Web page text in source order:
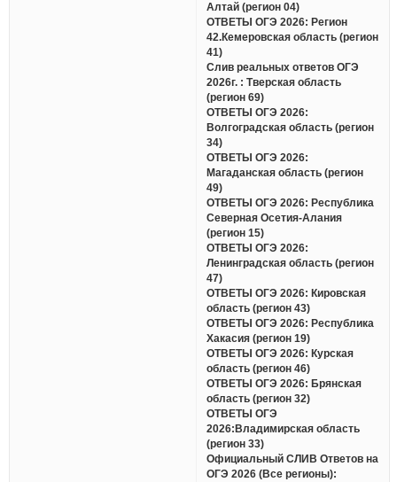
Алтай (регион 04)
ОТВЕТЫ ОГЭ 2026: Регион
42.Кемеровская область (регион
41)
Слив реальных ответов ОГЭ
2026г. : Тверская область
(регион 69)
ОТВЕТЫ ОГЭ 2026:
Волгоградская область (регион
34)
ОТВЕТЫ ОГЭ 2026:
Магаданская область (регион
49)
ОТВЕТЫ ОГЭ 2026: Республика
Северная Осетия-Алания
(регион 15)
ОТВЕТЫ ОГЭ 2026:
Ленинградская область (регион
47)
ОТВЕТЫ ОГЭ 2026: Кировская
область (регион 43)
ОТВЕТЫ ОГЭ 2026: Республика
Хакасия (регион 19)
ОТВЕТЫ ОГЭ 2026: Курская
область (регион 46)
ОТВЕТЫ ОГЭ 2026: Брянская
область (регион 32)
ОТВЕТЫ ОГЭ
2026:Владимирская область
(регион 33)
Официальный СЛИВ Ответов на
ОГЭ 2026 (Все регионы):